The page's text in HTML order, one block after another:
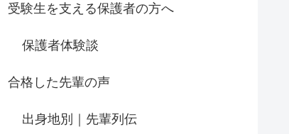
受験生を支える保護者の方へ
保護者体験談
合格した先輩の声
出身地別｜先輩列伝